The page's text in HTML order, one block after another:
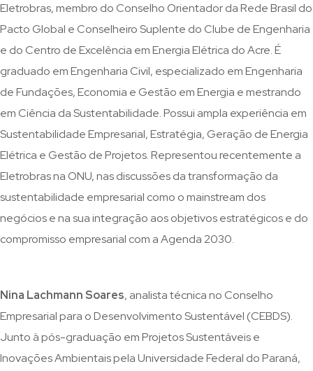
Eletrobras, membro do Conselho Orientador da Rede Brasil do
Pacto Global e Conselheiro Suplente do Clube de Engenharia
e do Centro de Excelência em Energia Elétrica do Acre. É
graduado em Engenharia Civil, especializado em Engenharia
de Fundações, Economia e Gestão em Energia e mestrando
em Ciência da Sustentabilidade. Possui ampla experiência em
Sustentabilidade Empresarial, Estratégia, Geração de Energia
Elétrica e Gestão de Projetos. Representou recentemente a
Eletrobras na ONU, nas discussões da transformação da
sustentabilidade empresarial como o mainstream dos
negócios e na sua integração aos objetivos estratégicos e do
compromisso empresarial com a Agenda 2030.
Nina Lachmann Soares, analista técnica no Conselho
Empresarial para o Desenvolvimento Sustentável (CEBDS).
Junto à pós-graduação em Projetos Sustentáveis e
Inovações Ambientais pela Universidade Federal do Paraná,